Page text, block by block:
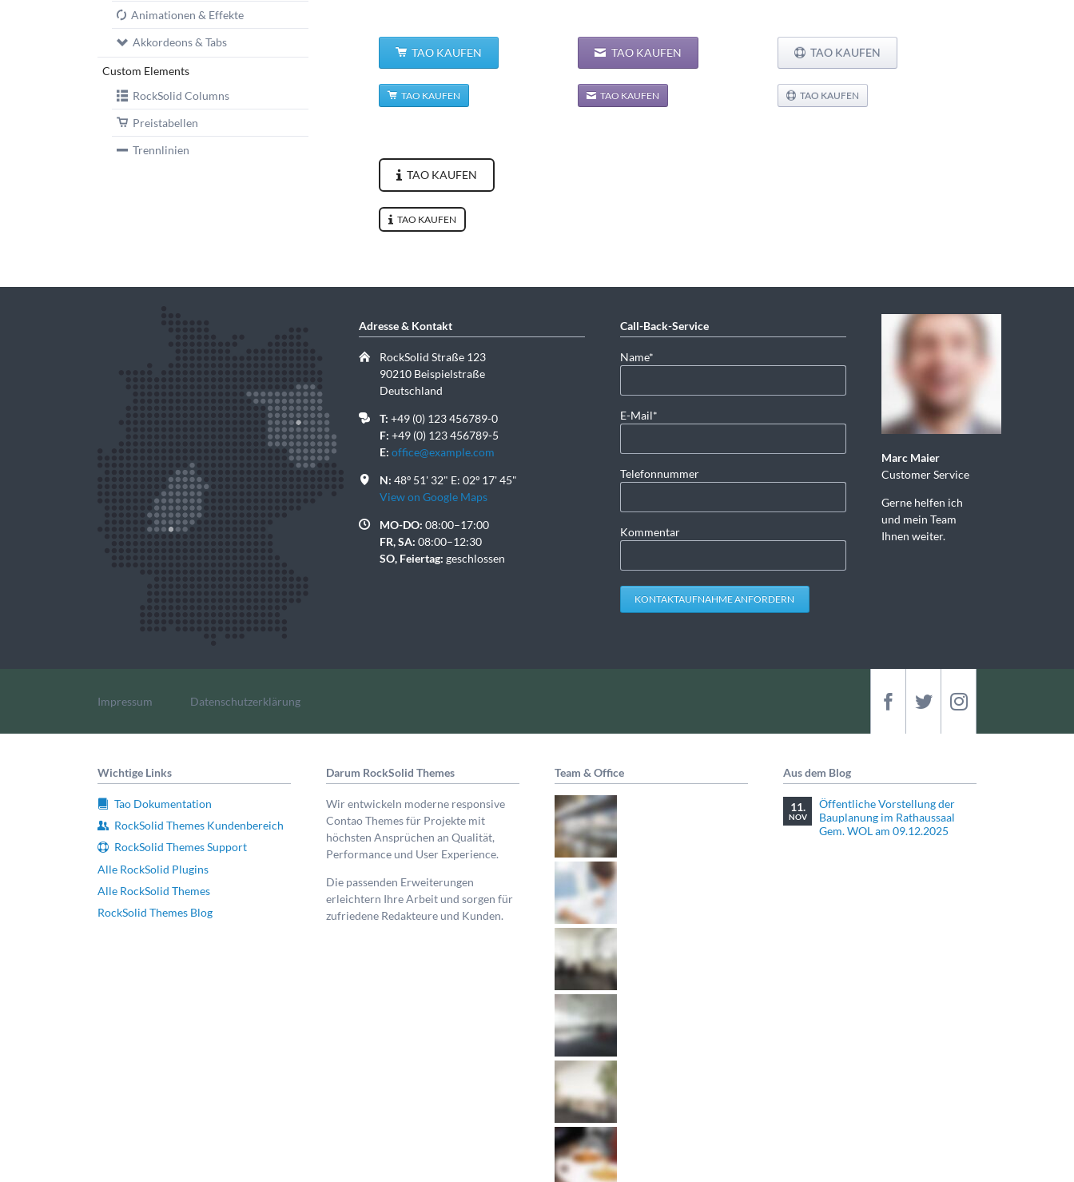
TAO KAUFEN
TAO KAUFEN
TAO KAUFEN
TAO KAUFEN
TAO KAUFEN
TAO KAUFEN
TAO KAUFEN
TAO KAUFEN
Animationen & Effekte
Akkordeons & Tabs
Custom Elements
RockSolid Columns
Preistabellen
Trennlinien
Adresse & Kontakt
RockSolid Straße 123
90210 Beispielstraße
Deutschland
T: +49 (0) 123 456789-0
F: +49 (0) 123 456789-5
E: office@example.com
N: 48º 51' 32" E: 02º 17' 45"
View on Google Maps
MO-DO: 08:00–17:00
FR, SA: 08:00–12:30
SO, Feiertag: geschlossen
Call-Back-Service
Pflichtfeld
Name*
Pflichtfeld
E-Mail*
Telefonnummer
Kommentar
KONTAKTAUFNAHME ANFORDERN
Marc Maier
Customer Service
Gerne helfen ich
und mein Team
Ihnen weiter.
Impressum Datenschutzerklärung
Wichtige Links
Tao Dokumentation
RockSolid Themes Kundenbereich
RockSolid Themes Support
Alle RockSolid Plugins
Alle RockSolid Themes
RockSolid Themes Blog
Darum RockSolid Themes
Wir entwickeln moderne responsive
Contao Themes für Projekte mit
höchsten Ansprüchen an Qualität,
Performance und User Experience.
Die passenden Erweiterungen
erleichtern Ihre Arbeit und sorgen für
zufriedene Redakteure und Kunden.
Team & Office Aus dem Blog
11.
NOV
Öffentliche Vorstellung der
Bauplanung im Rathaussaal
Gem. WOL am 09.12.2025